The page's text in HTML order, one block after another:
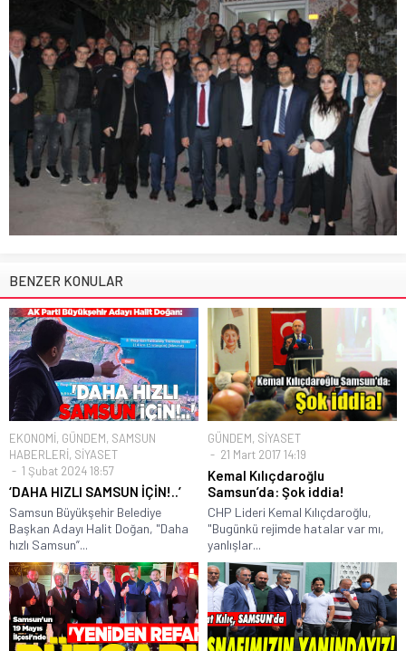
BENZER KONULAR
EKONOMİ, GÜNDEM, SAMSUN
HABERLERİ, SİYASET
1 Şubat 2024 18:57
‘DAHA HIZLI SAMSUN İÇİN!..’
Samsun Büyükşehir Belediye
Başkan Adayı Halit Doğan, "Daha
hızlı Samsun”...
GÜNDEM, SİYASET
21 Mart 2017 14:19
Kemal Kılıçdaroğlu
Samsun’da: Şok iddia!
CHP Lideri Kemal Kılıçdaroğlu,
"Bugünkü rejimde hatalar var mı,
yanlışlar...